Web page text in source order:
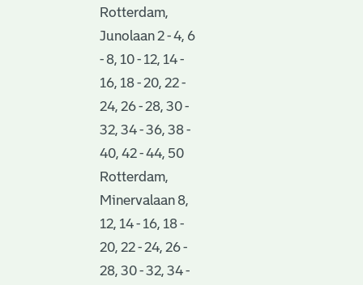
Rotterdam,
Junolaan 2 - 4, 6
- 8, 10 - 12, 14 -
16, 18 - 20, 22 -
24, 26 - 28, 30 -
32, 34 - 36, 38 -
40, 42 - 44, 50
Rotterdam,
Minervalaan 8,
12, 14 - 16, 18 -
20, 22 - 24, 26 -
28, 30 - 32, 34 -